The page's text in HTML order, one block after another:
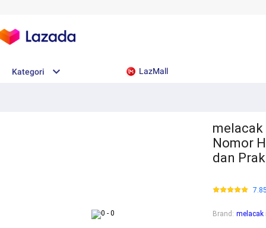
Kategori LazMall
melacak
Nomor
dan
Brand : melacak